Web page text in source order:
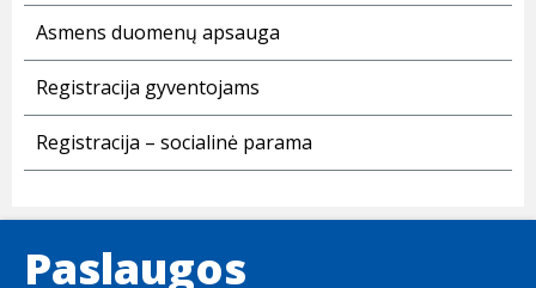
Asmens duomenų apsauga
Registracija gyventojams
Registracija – socialinė parama
Paslaugos